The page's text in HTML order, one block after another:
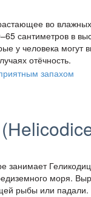
во
сантиметров в
у человека
отёчность.
занимает
моря.
рыбы или падали.